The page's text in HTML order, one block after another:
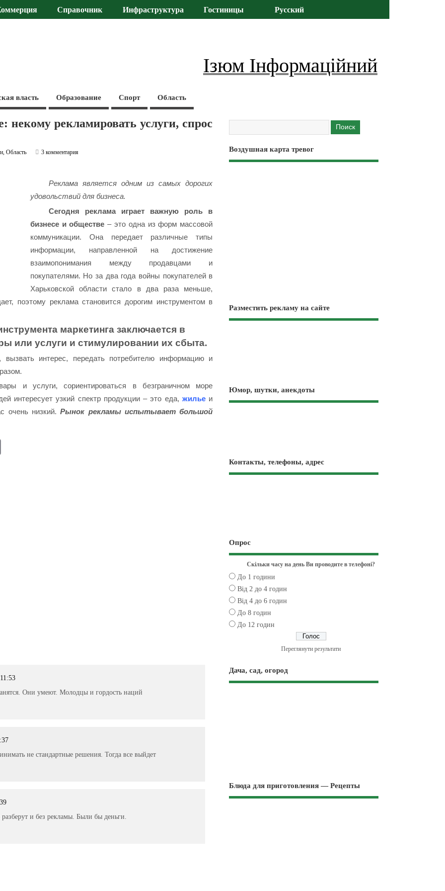
Справочник Инфраструктура Гостиницы Русский
Ізюм Інформаційний
власть Образование Спорт Область
некому рекламировать услуги, спрос
,Область
3 комментария
Реклама является одним из самых дорогих
удовольствий для бизнеса.
Сегодня реклама играет важную роль в
бизнесе и обществе – это одна из форм массовой
коммуникации. Она передает различные типы
информации, направленной на достижение
взаимопонимания между продавцами и
покупателями. Но за два года войны покупателей в
Харьковской области стало в два раза меньше,
поэтому реклама становится дорогим инструментом в
маркетинга заключается в
или услуги и стимулировании их сбыта.
вызвать интерес, передать потребителю информацию и
и услуги, сориентироваться в безграничном море
интересует узкий спектр продукции – это еда, жилье и
очень низкий.Рынок рекламы испытывает большой
Они умеют. Молодцы и гордость наций
не стандартные решения. Тогда все выйдет
и без рекламы. Были бы деньги.
Воздушная карта тревог
Разместить рекламу на сайте
Юмор, шутки, анекдоты
Контакты, телефоны, адрес
Опрос
Скільки часу на день Ви проводите в телефоні?
До 1 години
Від 2 до 4 годин
Від 4 до 6 годин
До 8 годин
До 12 годин
Переглянути результати
Дача, сад, огород
Блюда для приготовления — Рецепты